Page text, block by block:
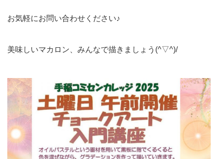
お気軽にお問い合わせください♪
美味しいマカロン、みんなで描きましょう(^▽^)/